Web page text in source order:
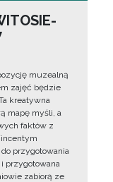
muzealną
zajęć będzie
kreatywna
mapę myśli, a
faktów z
przygotowania
przygotowana
zabiorą ze